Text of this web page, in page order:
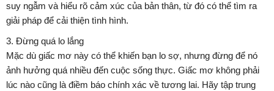
suy ngẫm và hiểu rõ cảm xúc của bản thân, từ đó có thể tìm ra
giải pháp để cải thiện tình hình.
3. Đừng quá lo lắng
Mặc dù giấc mơ này có thể khiến bạn lo sợ, nhưng đừng để nó
ảnh hưởng quá nhiều đến cuộc sống thực. Giấc mơ không phải
lúc nào cũng là điềm báo chính xác về tương lai. Hãy tập trung